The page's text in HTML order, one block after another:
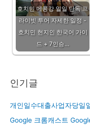
호치민 메콩강 일일 단독 프
라이빗 투어 자세한 일정 -
호치민 현지인 한국어 가이
드 + 7인승…
인기글
개인일수대출사업자당일
Google 크롬캐스트